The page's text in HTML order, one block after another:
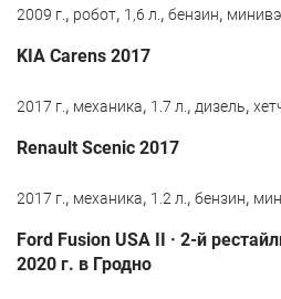
2009 г., робот, 1,6 л., бензин,
KIA Carens 2017
2017 г., механика, 1.7 л., дизель,
Renault Scenic 2017
2017 г., механика, 1.2 л., бензин,
Ford Fusion USA II · 2-й
2020 г. в Гродно